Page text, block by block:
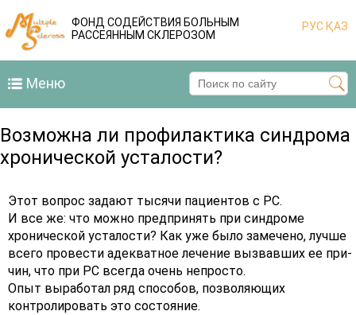
ФОНД СОДЕЙСТВИЯ БОЛЬНЫМ
РАССЕЯННЫМ СКЛЕРОЗОМ
РУСҚАЗ
Меню
Возможна ли профилактика синдрома
хронической усталости?
Этот вопрос задают тысячи пациентов с РС.
И все же: что можно предпринять при синдроме
хронической усталости? Как уже было замечено, лучше
всего провести адекватное лечение вызвавших ее при-
чин, что при РС всегда очень непросто.
Опыт выработал ряд способов, позволяющих
контролировать это состояние.